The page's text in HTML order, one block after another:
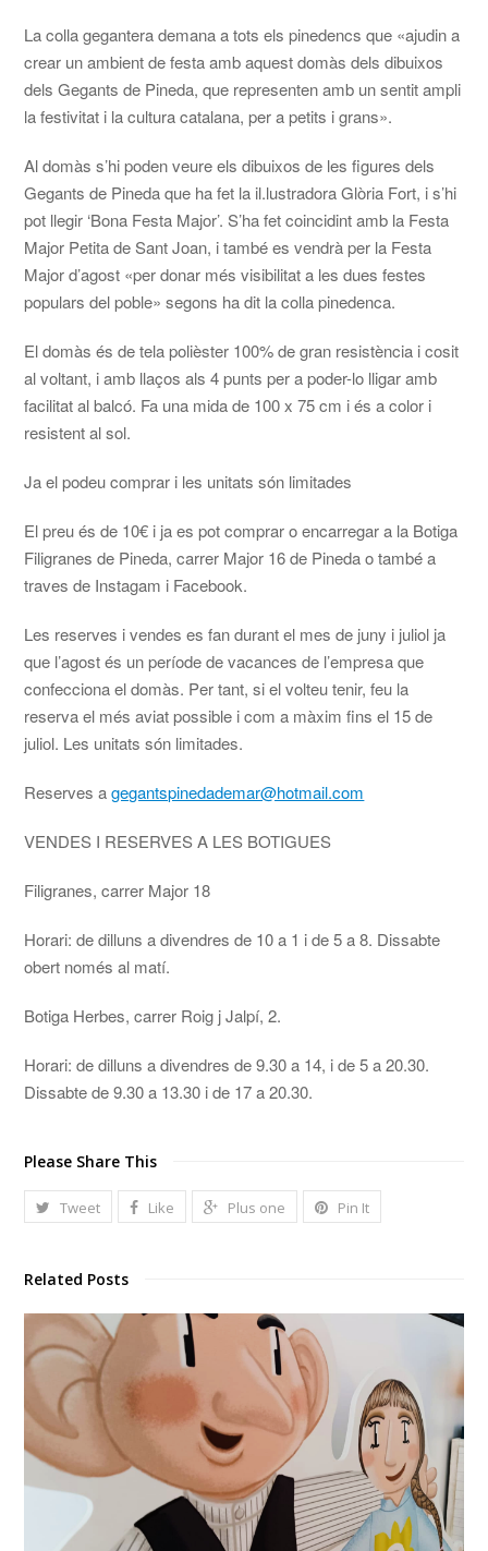
La colla gegantera demana a tots els pinedencs que «ajudin a
crear un ambient de festa amb aquest domàs dels dibuixos
dels Gegants de Pineda, que representen amb un sentit ampli
la festivitat i la cultura catalana, per a petits i grans».
Al domàs s’hi poden veure els dibuixos de les figures dels
Gegants de Pineda que ha fet la il.lustradora Glòria Fort, i s’hi
pot llegir ‘Bona Festa Major’. S’ha fet coincidint amb la Festa
Major Petita de Sant Joan, i també es vendrà per la Festa
Major d’agost «per donar més visibilitat a les dues festes
populars del poble» segons ha dit la colla pinedenca.
El domàs és de tela polièster 100% de gran resistència i cosit
al voltant, i amb llaços als 4 punts per a poder-lo lligar amb
facilitat al balcó. Fa una mida de 100 x 75 cm i és a color i
resistent al sol.
Ja el podeu comprar i les unitats són limitades
El preu és de 10€ i ja es pot comprar o encarregar a la Botiga
Filigranes de Pineda, carrer Major 16 de Pineda o també a
traves de Instagam i Facebook.
Les reserves i vendes es fan durant el mes de juny i juliol ja
que l’agost és un període de vacances de l’empresa que
confecciona el domàs. Per tant, si el volteu tenir, feu la
reserva el més aviat possible i com a màxim fins el 15 de
juliol. Les unitats són limitades.
Reserves agegantspinedademar@hotmail.com
VENDES I RESERVES A LES BOTIGUES
Filigranes, carrer Major 18
Horari: de dilluns a divendres de 10 a 1 i de 5 a 8. Dissabte
obert només al matí.
Botiga Herbes, carrer Roig j Jalpí, 2.
Horari: de dilluns a divendres de 9.30 a 14, i de 5 a 20.30.
Dissabte de 9.30 a 13.30 i de 17 a 20.30.
Please Share This
Tweet Like Plus one Pin It
Related Posts